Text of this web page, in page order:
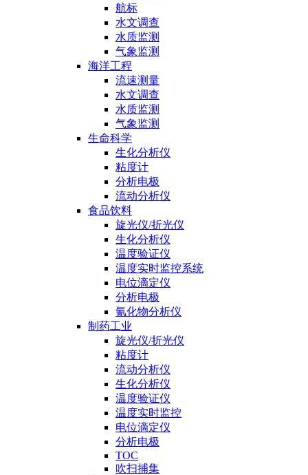
航标
水文调查
水质监测
气象监测
海洋工程
流速测量
水文调查
水质监测
气象监测
生命科学
生化分析仪
粘度计
分析电极
流动分析仪
食品饮料
旋光仪/折光仪
生化分析仪
温度验证仪
温度实时监控系统
电位滴定仪
分析电极
氰化物分析仪
制药工业
旋光仪/折光仪
粘度计
流动分析仪
生化分析仪
温度验证仪
温度实时监控
电位滴定仪
分析电极
TOC
吹扫捕集